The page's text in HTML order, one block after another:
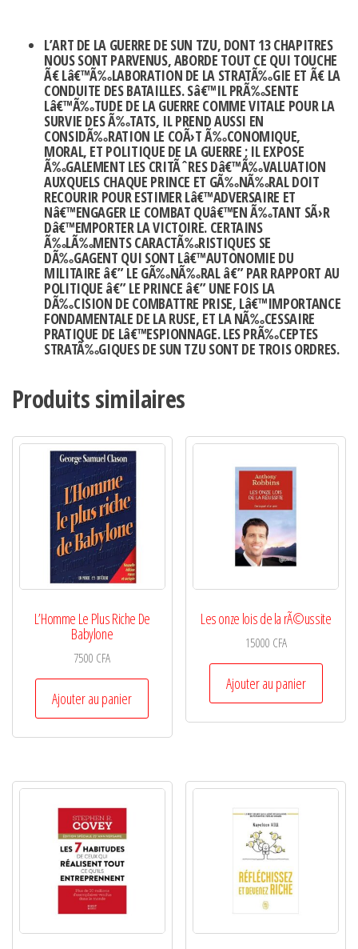
L’ART DE LA GUERRE DE SUN TZU, DONT 13 CHAPITRES
NOUS SONT PARVENUS, ABORDE TOUT CE QUI TOUCHE
Ã€ Lâ€™Ã‰LABORATION DE LA STRATÃ‰GIE ET Ã€ LA
CONDUITE DES BATAILLES. Sâ€™IL PRÃ‰SENTE
Lâ€™Ã‰TUDE DE LA GUERRE COMME VITALE POUR LA
SURVIE DES Ã‰TATS, IL PREND AUSSI EN
CONSIDÃ‰RATION LE COÃ›T Ã‰CONOMIQUE,
MORAL, ET POLITIQUE DE LA GUERRE ; IL EXPOSE
Ã‰GALEMENT LES CRITÃˆRES Dâ€™Ã‰VALUATION
AUXQUELS CHAQUE PRINCE ET GÃ‰NÃ‰RAL DOIT
RECOURIR POUR ESTIMER Lâ€™ADVERSAIRE ET
Nâ€™ENGAGER LE COMBAT QUâ€™EN Ã‰TANT SÃ›R
Dâ€™EMPORTER LA VICTOIRE. CERTAINS
Ã‰LÃ‰MENTS CARACTÃ‰RISTIQUES SE
DÃ‰GAGENT QUI SONT Lâ€™AUTONOMIE DU
MILITAIRE â€” LE GÃ‰NÃ‰RAL â€” PAR RAPPORT AU
POLITIQUE â€” LE PRINCE â€” UNE FOIS LA
DÃ‰CISION DE COMBATTRE PRISE, Lâ€™IMPORTANCE
FONDAMENTALE DE LA RUSE, ET LA NÃ‰CESSAIRE
PRATIQUE DE Lâ€™ESPIONNAGE. LES PRÃ‰CEPTES
STRATÃ‰GIQUES DE SUN TZU SONT DE TROIS ORDRES.
Produits similaires
L’Homme Le Plus Riche De
Babylone
7500 CFA
Ajouter au panier
Les onze lois de la rÃ©ussite
15000 CFA
Ajouter au panier